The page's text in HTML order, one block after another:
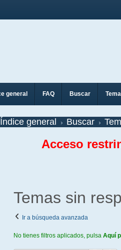
general FAQ Buscar
Índice general Buscar
Acceso
Temas sin
Ir a búsqueda avanzada
No tienes filtros aplicados, pulsa Aquí